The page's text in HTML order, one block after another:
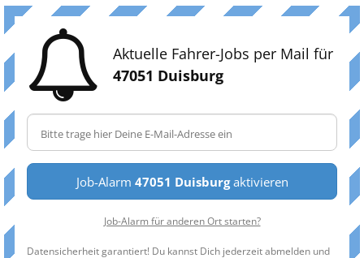
Aktuelle Fahrer-Jobs per Mail für
47051 Duisburg
Job-Alarm 47051 Duisburgaktivieren
Job-Alarm für anderen Ort starten?
Datensicherheit garantiert! Du kannst Dich jederzeit abmelden und